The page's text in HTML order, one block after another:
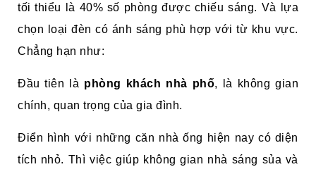
tối thiểu là 40% số phòng được chiếu sáng. Và lựa
chọn loại đèn có ánh sáng phù hợp với từ khu vực.
Chẳng hạn như:
Đầu tiên là phòng khách nhà phố, là không gian
chính, quan trọng của gia đình.
Điển hình với những căn nhà ống hiện nay có diện
tích nhỏ. Thì việc giúp không gian nhà sáng sủa và